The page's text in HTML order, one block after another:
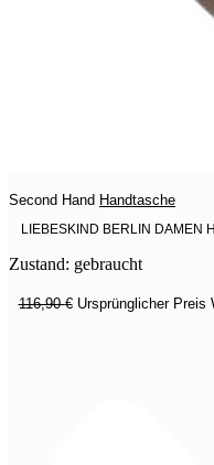
Second Hand Handtasche
LIEBESKIND BERLIN DAMEN
Zustand: gebraucht
116,90€ Ursprünglicher Preis